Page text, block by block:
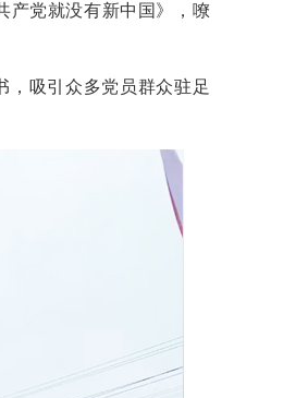
党就没有新中国》，嘹
吸引众多党员群众驻足